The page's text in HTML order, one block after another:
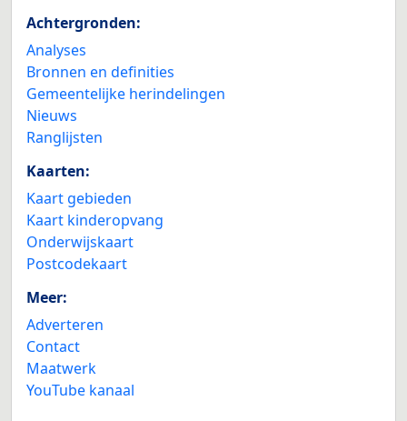
Achtergronden:
Analyses
Bronnen en definities
Gemeentelijke herindelingen
Nieuws
Ranglijsten
Kaarten:
Kaart gebieden
Kaart kinderopvang
Onderwijskaart
Postcodekaart
Meer:
Adverteren
Contact
Maatwerk
YouTube kanaal